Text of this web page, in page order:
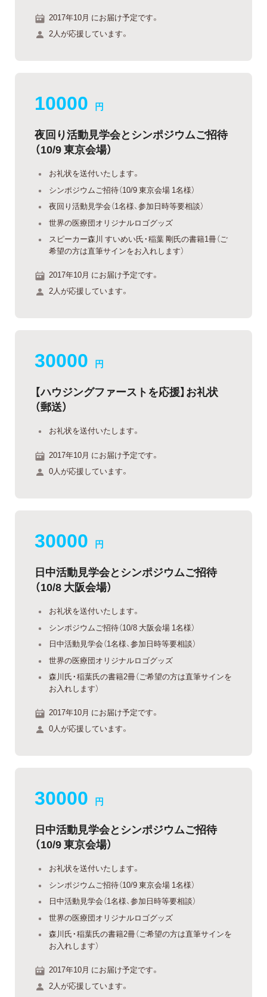
2017年10月 にお届け予定です。
2人が応援しています。
10000 円
夜回り活動見学会とシンポジウムご招待
（10/9 東京会場）
お礼状を送付いたします。
シンポジウムご招待（10/9 東京会場 1名様）
夜回り活動見学会（1名様、参加日時等要相談）
世界の医療団オリジナルロゴグッズ
スピーカー森川 すいめい氏・稲葉 剛氏の書籍1冊（ご
希望の方は直筆サインをお入れします）
2017年10月 にお届け予定です。
2人が応援しています。
30000 円
【ハウジングファーストを応援】お礼状
（郵送）
お礼状を送付いたします。
2017年10月 にお届け予定です。
0人が応援しています。
30000 円
日中活動見学会とシンポジウムご招待
（10/8 大阪会場）
お礼状を送付いたします。
シンポジウムご招待（10/8 大阪会場 1名様）
日中活動見学会（1名様、参加日時等要相談）
世界の医療団オリジナルロゴグッズ
森川氏・稲葉氏の書籍2冊（ご希望の方は直筆サインを
お入れします）
2017年10月 にお届け予定です。
0人が応援しています。
30000 円
日中活動見学会とシンポジウムご招待
（10/9 東京会場）
お礼状を送付いたします。
シンポジウムご招待（10/9 東京会場 1名様）
日中活動見学会（1名様、参加日時等要相談）
世界の医療団オリジナルロゴグッズ
森川氏・稲葉氏の書籍2冊（ご希望の方は直筆サインを
お入れします）
2017年10月 にお届け予定です。
2人が応援しています。